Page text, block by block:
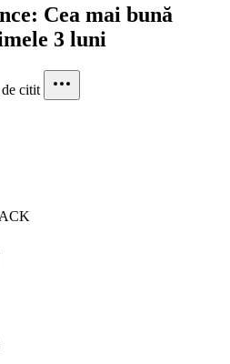
Cea mai bună
3 luni
citit